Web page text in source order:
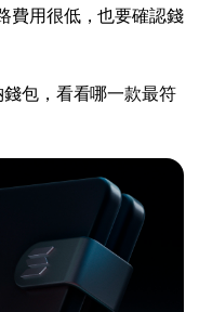
費用很低，也要確認錢
包，看看哪一款最符